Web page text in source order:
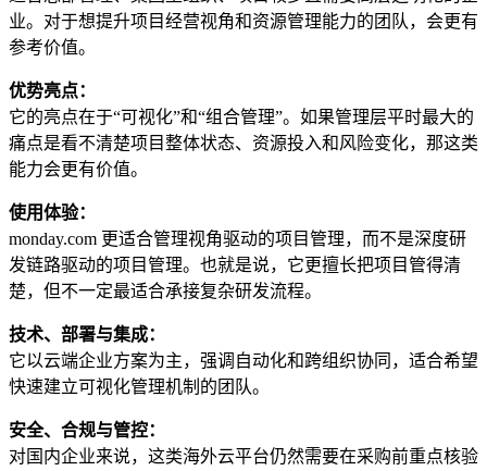
业。对于想提升项目经营视角和资源管理能力的团队，会更有
参考价值。
优势亮点：
它的亮点在于“可视化”和“组合管理”。如果管理层平时最大的
痛点是看不清楚项目整体状态、资源投入和风险变化，那这类
能力会更有价值。
使用体验：
monday.com 更适合管理视角驱动的项目管理，而不是深度研
发链路驱动的项目管理。也就是说，它更擅长把项目管得清
楚，但不一定最适合承接复杂研发流程。
技术、部署与集成：
它以云端企业方案为主，强调自动化和跨组织协同，适合希望
快速建立可视化管理机制的团队。
安全、合规与管控：
对国内企业来说，这类海外云平台仍然需要在采购前重点核验